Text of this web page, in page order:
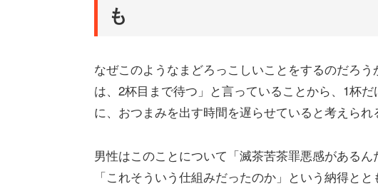
も
なぜこのようなまどろっこしいことをするのだろ
は、2杯目まで待つ」と言っていることから、1杯
に、おつまみを出す時間を遅らせていると考えられ
男性はこのことについて「滅茶苦茶罪悪感がある
「これそういう仕組みだったのか」という納得とと